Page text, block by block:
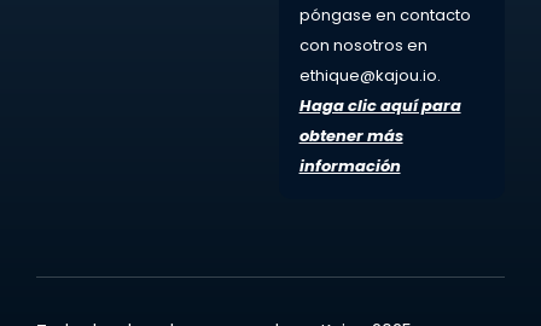
póngase en contacto
con nosotros en
ethique@kajou.io.
Haga clic aquí para
obtener más
información